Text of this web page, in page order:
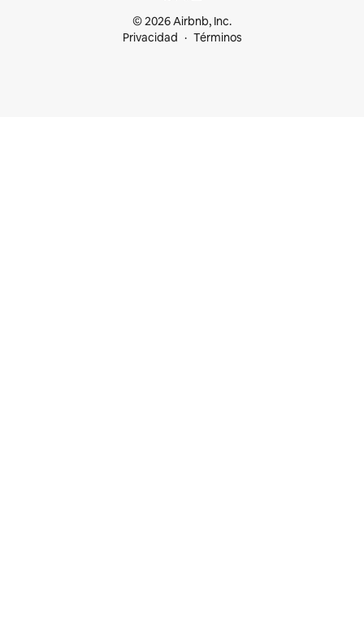
© 2026 Airbnb, Inc.
Privacidad
Términos